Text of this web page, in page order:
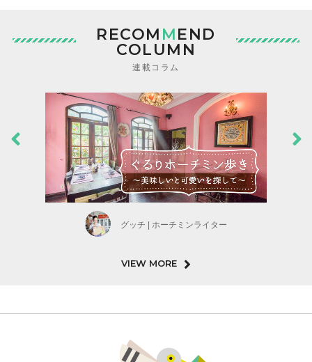
RECOM MEND
COLUMN
連載コラム
グッチ | ホーチミンライター
VIEW MORE